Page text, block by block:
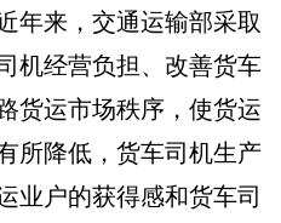
年来，交通运输部采取
机经营负担、改善货车
货运市场秩序，使货运
所降低，货车司机生产
业户的获得感和货车司